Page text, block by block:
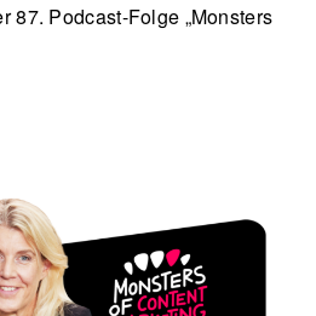
87. Podcast-Folge „Monsters